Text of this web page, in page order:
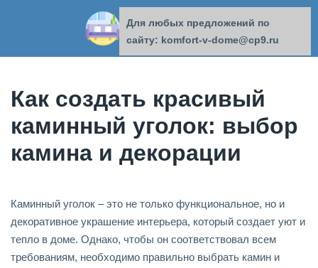
КОМФОРТ В ДОМЕ
Как создать красивый
каминный уголок: выбор
камина и декорации
Каминный уголок – это не только функциональное, но и
декоративное украшение интерьера, который создает уют и
тепло в доме. Однако, чтобы он соответствовал всем
требованиям, необходимо правильно выбрать камин и
Для любых предложений по
сайту: komfort-v-dome@cp9.ru